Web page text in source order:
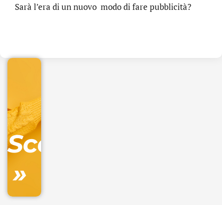
Sarà l’era di un nuovo modo di fare pubblicità?
Scopri
»
.online